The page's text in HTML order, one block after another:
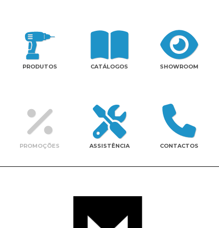
Contactos
PRODUTOS CATÁLOGOS SHOWROOM
PROMOÇÕES ASSISTÊNCIA CONTACTOS